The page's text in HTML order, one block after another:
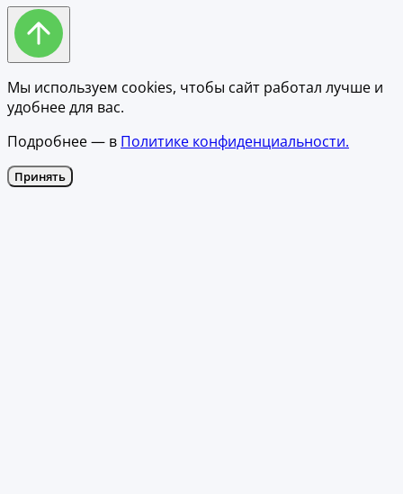
Мы используем cookies, чтобы сайт работал лучше и
удобнее для вас.
Подробнее — в Политике конфиденциальности.
Принять